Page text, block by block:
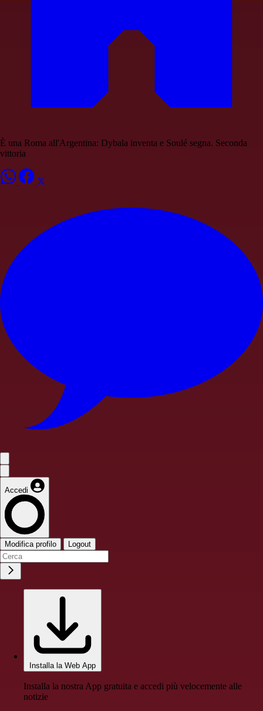
È una Roma all'Argentina: Dybala inventa e Soulé segna. Seconda
vittoria
Accedi
Modifica profilo Logout
Installa la Web App
Installa la nostra App gratuita e accedi più velocemente alle
notizie